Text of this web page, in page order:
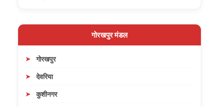
गोरखपुर मंडल
गोरखपुर
देवरिया
कुशीनगर